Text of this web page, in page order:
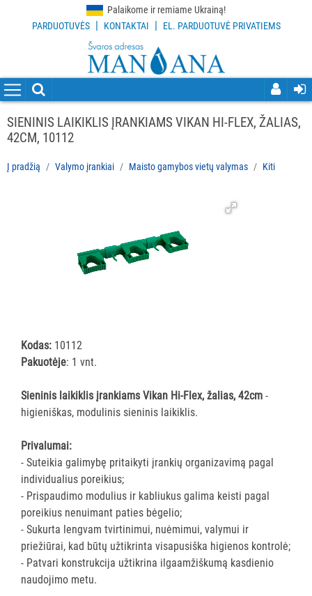
Palaikome ir remiame Ukrainą!
PARDUOTUVĖS | KONTAKTAI | EL. PARDUOTUVĖ PRIVATIEMS
VALYMO
PRIEMONĖS
VALYMO
Šluostės,
kempinės,
šveitimo
padai
teritorijų
priežiūrai
Maisto
gamybos
vietų
valymas
Visi
Valymo
šepečiai
SIENINIS LAIKIKLIS ĮRANKIAMS VIKAN HI-FLEX, ŽALIAS,
42CM, 10112
Į pradžią Valymo įrankiai Maisto gamybos vietų valymas Kiti
Kodas: 10112
Pakuotėje: 1 vnt.
Sieninis laikiklis įrankiams Vikan Hi-Flex, žalias, 42cm -
higieniškas, modulinis sieninis laikiklis.
Privalumai:
- Suteikia galimybę pritaikyti įrankių organizavimą pagal
individualius poreikius;
- Prispaudimo modulius ir kabliukus galima keisti pagal
poreikius nenuimant paties bėgelio;
- Sukurta lengvam tvirtinimui, nuėmimui, valymui ir
priežiūrai, kad būtų užtikrinta visapusiška higienos kontrolė;
- Patvari konstrukcija užtikrina ilgaamžiškumą kasdienio
naudojimo metu.